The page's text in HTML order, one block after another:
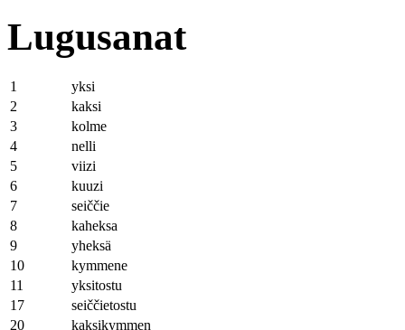
Lugusanat
1
yksi
2
kaksi
3
kolme
4
nelli
5
viizi
6
kuuzi
7
seiččie
8
kaheksa
9
yheksä
10
kymmene
11
yksitostu
17
seiččietostu
20
kaksikymmen